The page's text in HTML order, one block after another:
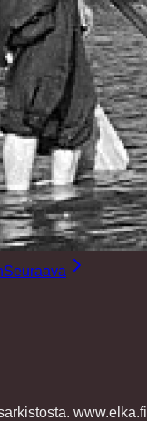
Seuraava
www.elka.fi